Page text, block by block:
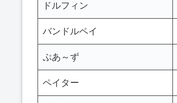
ドルフィン
バンドルペイ
ぷあ～ず
ペイター